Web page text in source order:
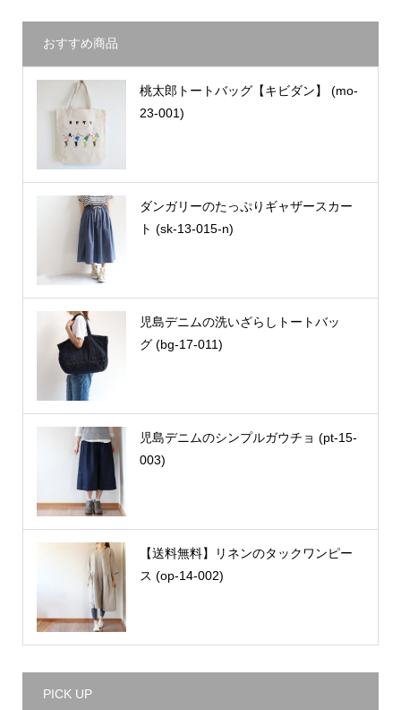
おすすめ商品
桃太郎トートバッグ【キビダン】 (mo-
23-001)
ダンガリーのたっぷりギャザースカー
ト (sk-13-015-n)
児島デニムの洗いざらしトートバッ
グ (bg-17-011)
児島デニムのシンプルガウチョ (pt-15-
003)
【送料無料】リネンのタックワンピー
ス (op-14-002)
PICK UP